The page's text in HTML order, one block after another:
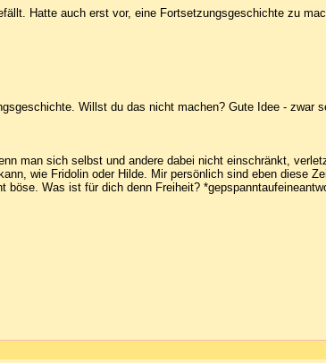
Hatte auch erst vor, eine Fortsetzungsgeschichte zu
Willst du das nicht machen? Gute Idee - zwar
man sich selbst und andere dabei nicht einschränkt,
wie Fridolin oder Hilde. Mir persönlich sind eben diese
Was ist für dich denn Freiheit?